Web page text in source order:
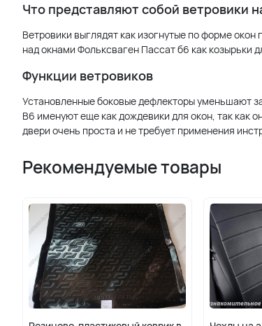
Что представляют собой ветровики
Ветровики выглядят как изогнутые по форме
над окнами Фольксваген Пассат б6 как козырьки
Функции ветровиков
Установленные боковые дефлекторы уменьшают
B6 именуют еще как дождевики для окон, так как
двери очень проста и не требует применения
Рекомендуемые товары